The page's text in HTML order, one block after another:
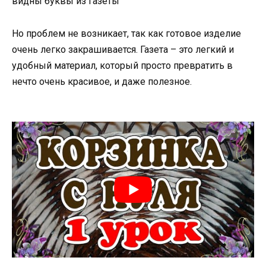
Но проблем не возникает, так как готовое изделие
очень легко закрашивается. Газета – это легкий и
удобный материал, который просто превратить в
нечто очень красивое, и даже полезное.